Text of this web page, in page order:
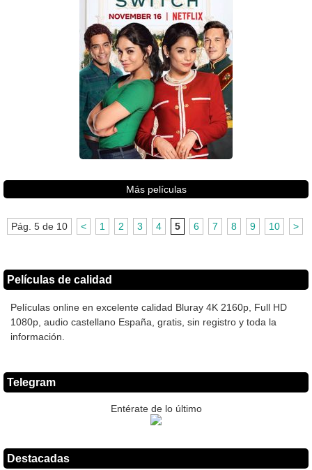
Más películas
Pág. 5 de 10 < 1 2 3 4 5 6 7 8 9 10 >
Películas de calidad
Películas online en excelente calidad Bluray 4K 2160p, Full HD
1080p, audio castellano España, gratis, sin registro y toda la
información.
Telegram
Entérate de lo último
Destacadas